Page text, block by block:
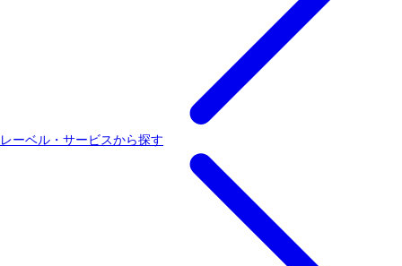
レーベル・サービスから探す